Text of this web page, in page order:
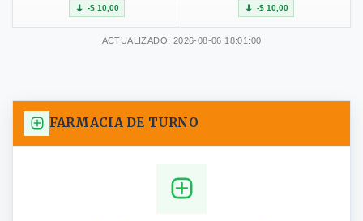
-$ 10,00 -$ 10,00
ACTUALIZADO: 2026-08-06 18:01:00
FARMACIA DE TURNO